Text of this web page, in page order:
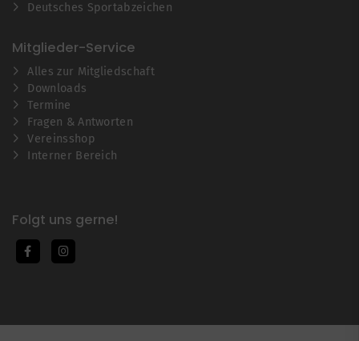
Deutsches Sportabzeichen
Mitglieder-Service
Alles zur Mitgliedschaft
Downloads
Termine
Fragen & Antworten
Vereinsshop
Interner Bereich
Folgt uns gerne!